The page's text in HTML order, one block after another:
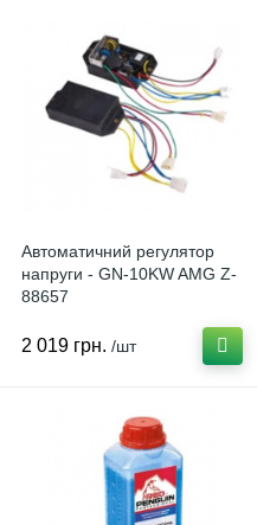
Автоматичний регулятор
напруги - GN-10KW AMG Z-
88657
2 019 грн. /шт